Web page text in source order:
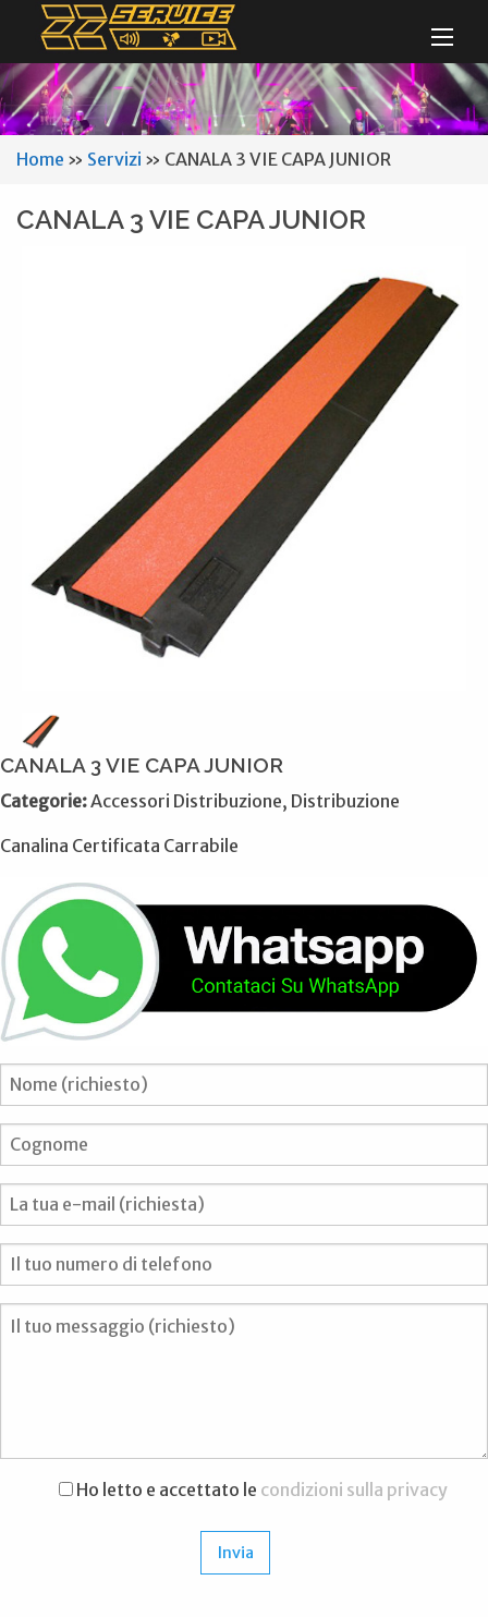
Home » Servizi » CANALA 3 VIE CAPA JUNIOR
CANALA 3 VIE CAPA JUNIOR
CANALA 3 VIE CAPA JUNIOR
Categorie:Accessori Distribuzione, Distribuzione
Canalina Certificata Carrabile
Ho letto e accettato le condizioni sulla privacy